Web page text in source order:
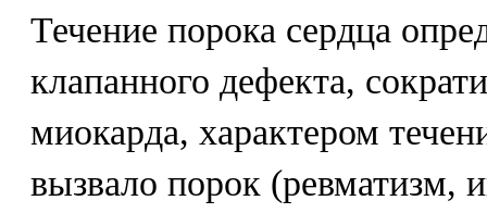
Течение порока сердца
клапанного дефекта,
миокарда, характером
вызвало порок (ревматизм,